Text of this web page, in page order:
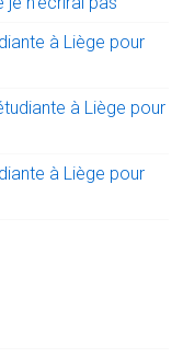
à Liège pour
à Liège pour
à Liège pour